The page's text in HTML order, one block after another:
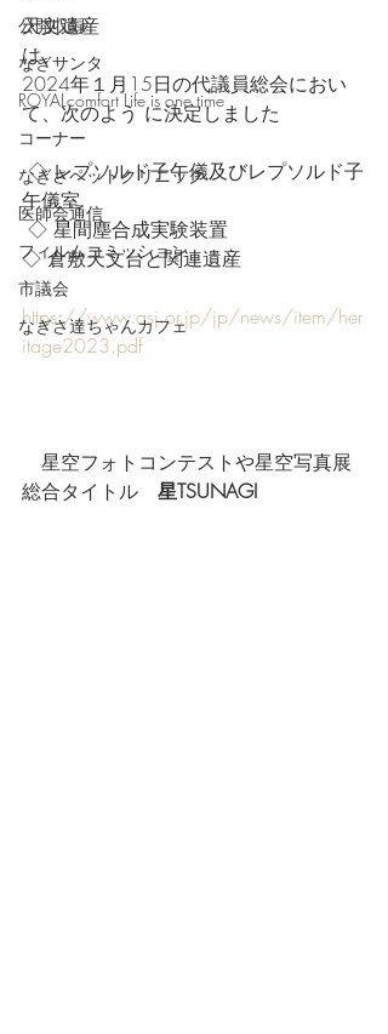
公開収録
なぎサンタ
ROYALcomfort Life is one time
コーナー
なぎさペットクリニック
医師会通信
フィルムコミッション
市議会
なぎさ達ちゃんカフェ
天文遺産
は、
2024年１月15日の代議員総会におい
て、次のよう に決定しました
◇ レプソルド子午儀及びレプソルド子
午儀室
◇ 星間塵合成実験装置
◇ 倉敷天文台と関連遺産
https://www.asj.or.jp/jp/news/item/her
itage2023.pdf
星空フォトコンテストや星空写真展
総合タイトル 星TSUNAGI